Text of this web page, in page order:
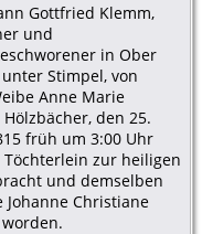
Gottfried Klemm,
und
in Ober
Stimpel, von
Anne Marie
den 25.
früh um 3:00 Uhr
Töchterlein zur heiligen
und demselben
Johanne Christiane